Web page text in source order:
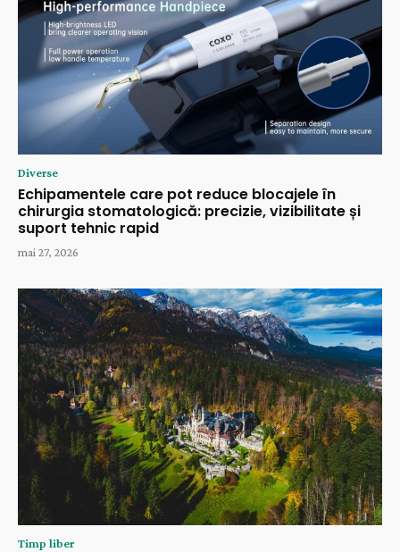
Diverse
Echipamentele care pot reduce blocajele în
chirurgia stomatologică: precizie, vizibilitate și
suport tehnic rapid
mai 27, 2026
Timp liber